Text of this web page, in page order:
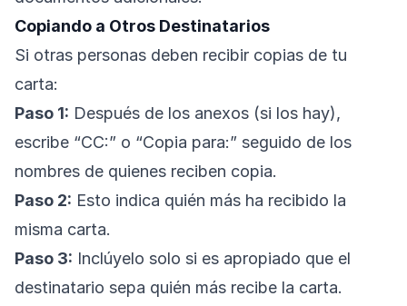
Copiando a Otros Destinatarios
Si otras personas deben recibir copias de tu
carta:
Paso 1: Después de los anexos (si los hay),
escribe “CC:” o “Copia para:” seguido de los
nombres de quienes reciben copia.
Paso 2: Esto indica quién más ha recibido la
misma carta.
Paso 3: Inclúyelo solo si es apropiado que el
destinatario sepa quién más recibe la carta.